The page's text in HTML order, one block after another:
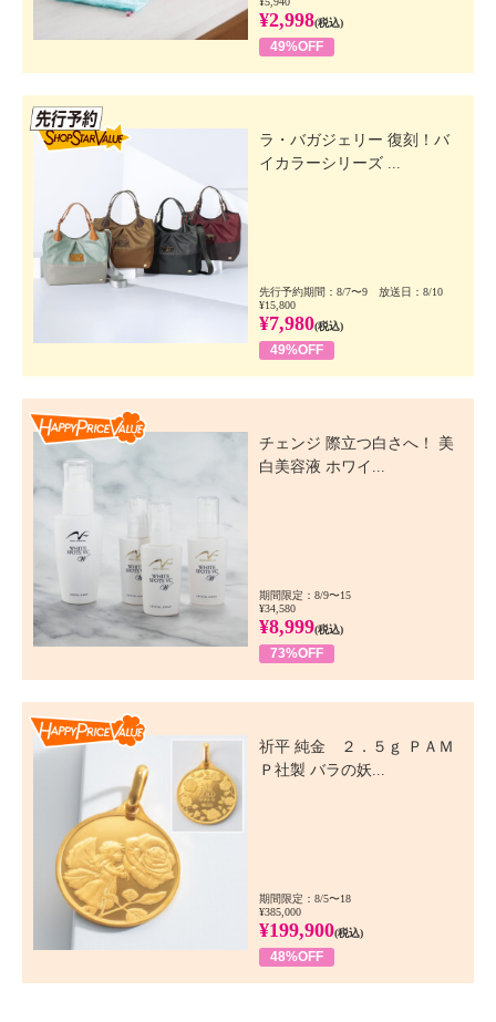
¥2,998(税込)
49%OFF
ラ・バガジェリー 復刻！バ
イカラーシリーズ ...
先行予約期間：8/7〜9 放送日：8/10
¥15,800
¥7,980(税込)
49%OFF
チェンジ 際立つ白さへ！ 美
白美容液 ホワイ...
期間限定：8/9〜15
¥34,580
¥8,999(税込)
73%OFF
祈平 純金 ２．５ｇ ＰＡＭ
Ｐ社製 バラの妖...
期間限定：8/5〜18
¥385,000
¥199,900(税込)
48%OFF